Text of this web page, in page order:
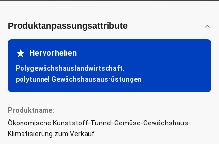
Produktanpassungsattribute
Hervorheben
Polygewächshauslandwirtschaft,
polytunnel Gewächshausausrüstungen
Produktname:
Ökonomische Kunststoff-Tunnel-Gemüse-Gewächshaus-
Klimatisierung zum Verkauf